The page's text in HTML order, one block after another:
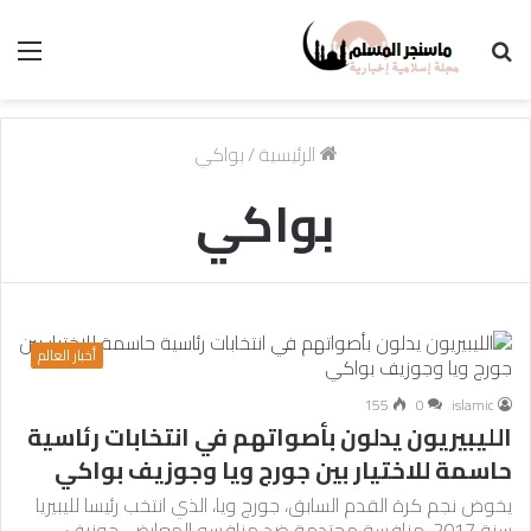
الرئيسية/بواكي
بواكي
أخبار العالم
islamic
0
155
الليبيريون يدلون بأصواتهم في انتخابات رئاسية
حاسمة للاختيار بين جورج ويا وجوزيف بواكي
يخوض نجم كرة القدم السابق، جورج ويا، الذي انتخب رئيسا لليبيريا